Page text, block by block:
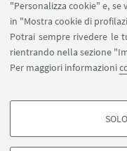
"Personalizza cookie" e,
in "Mostra cookie di
Potrai sempre rivedere le
rientrando nella sezione
Per maggiori informazioni
COOKIE DI
Seguici su: